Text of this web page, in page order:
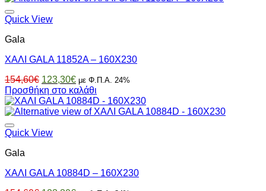
Quick View
Gala
ΧΑΛΙ GALA 11852A – 160X230
154,60€ Original
price
was:
154,60€.
123,30€Η
τρέχουσα
τιμή
είναι:
με Φ.Π.Α. 24%
Προσθήκη στο καλάθι
Quick View
Gala
ΧΑΛΙ GALA 10884D – 160X230